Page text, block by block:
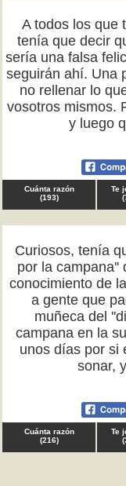
A todos los que
tenía que decir
sería una falsa
seguirán ahí. Una
no rellenar lo
vosotros mismos.
y luego
Cuánta razón
(193)
Te
(
Curiosos, tenía
por la campana''
conocimiento de
a gente que
muñeca del
campana en la
unos días por si
sonar,
Cuánta razón
(216)
Te
(